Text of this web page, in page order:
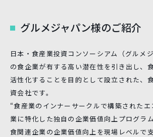
グルメジャパン様のご紹介
日本・食産業投資コンソーシアム（グルメ
の食企業が有する高い潜在性を引き出し、
活性化することを目的として設立された、
資会社です。
“食産業のインナーサークルで構築された
業に特化した独自の企業価値向上プログラ
食関連企業の企業価値向上を現場レベルで